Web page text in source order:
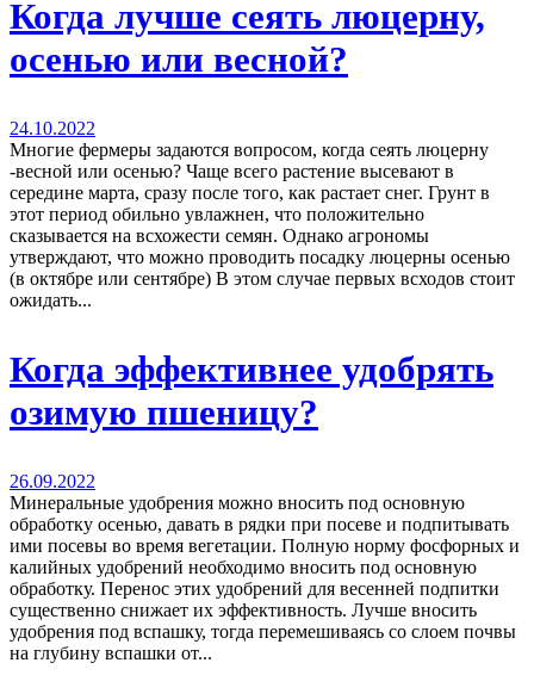
Когда лучше сеять люцерну,
осенью или весной?
24.10.2022
Многие фермеры задаются вопросом, когда сеять люцерну
-весной или осенью? Чаще всего растение высевают в
середине марта, сразу после того, как растает снег. Грунт в
этот период обильно увлажнен, что положительно
сказывается на всхожести семян. Однако агрономы
утверждают, что можно проводить посадку люцерны осенью
(в октябре или сентябре) В этом случае первых всходов стоит
ожидать...
Когда эффективнее удобрять
озимую пшеницу?
26.09.2022
Минеральные удобрения можно вносить под основную
обработку осенью, давать в рядки при посеве и подпитывать
ими посевы во время вегетации. Полную норму фосфорных и
калийных удобрений необходимо вносить под основную
обработку. Перенос этих удобрений для весенней подпитки
существенно снижает их эффективность. Лучше вносить
удобрения под вспашку, тогда перемешиваясь со слоем почвы
на глубину вспашки от...